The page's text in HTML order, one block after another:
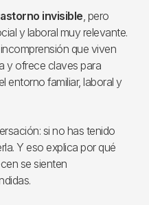
invisible, pero
y laboral muy relevante.
que viven
y ofrece claves para
entorno familiar, laboral y
si no has tenido
Y eso explica por qué
se sienten